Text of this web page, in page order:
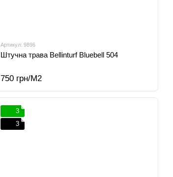
Артикул: 9896
Штучна трава Bellinturf Bluebell 504
750 грн/М2
3
3